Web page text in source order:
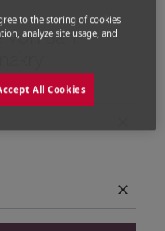
von San
close
Route (Abflugort
to the storing of cookies
analyze site usage, and
All Cookies